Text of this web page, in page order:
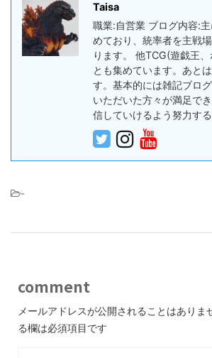
Taisa
職業:自営業 ブログ内容:
めており、統率者を主戦
ります。 他TCG(遊戯王
とも集めています。あと
す。基本的には雑記ブロ
いただいた方々が満足で
信していけるよう努力する
-
comment
メールアドレスが公開されることはありま
る欄は必須項目です